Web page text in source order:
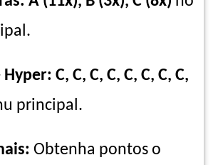
C, C, C, C, C, C, C, C,
principal.
Obtenha pontos o